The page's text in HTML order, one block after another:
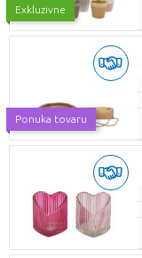
Exkluzivne
Ponuka tovaru